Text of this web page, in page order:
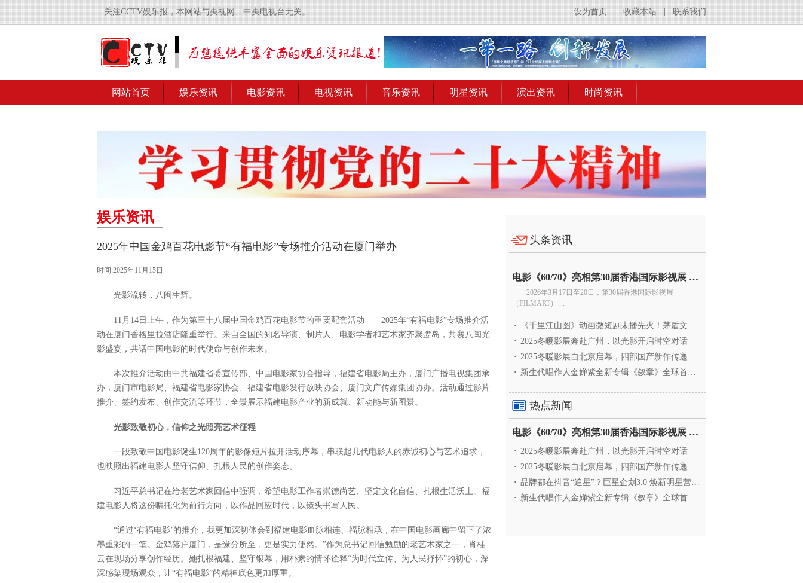
关注CCTV娱乐报，本网站与央视网、中央电视台无关。 联系我们
收藏本站
设为首页
网站首页 娱乐资讯 电影资讯 电视资讯 音乐资讯 明星资讯 演出资讯 时尚资讯
娱乐资讯
2025年中国金鸡百花电影节“有福电影”专场推介活动在厦门举办
时间:2025年11月15日
光影流转，八闽生辉。
11月14日上午，作为第三十八届中国金鸡百花电影节的重要配套活动——2025年“有福电影”专场推介活
动在厦门香格里拉酒店隆重举行。来自全国的知名导演、制片人、电影学者和艺术家齐聚鹭岛，共襄八闽光
影盛宴，共话中国电影的时代使命与创作未来。
本次推介活动由中共福建省委宣传部、中国电影家协会指导，福建省电影局主办，厦门广播电视集团承
办，厦门市电影局、福建省电影家协会、福建省电影发行放映协会、厦门文广传媒集团协办。活动通过影片
推介、签约发布、创作交流等环节，全景展示福建电影产业的新成就、新动能与新图景。
光影致敬初心，信仰之光照亮艺术征程
一段致敬中国电影诞生120周年的影像短片拉开活动序幕，串联起几代电影人的赤诚初心与艺术追求，
也映照出福建电影人坚守信仰、扎根人民的创作姿态。
习近平总书记在给老艺术家回信中强调，希望电影工作者崇德尚艺、坚定文化自信、扎根生活沃土。福
建电影人将这份嘱托化为前行方向，以作品回应时代，以镜头书写人民。
“通过‘有福电影’的推介，我更加深切体会到福建电影血脉相连、福脉相承，在中国电影画廊中留下了浓
墨重彩的一笔。金鸡落户厦门，是缘分所至，更是实力使然。”作为总书记回信勉励的老艺术家之一，肖桂
云在现场分享创作经历。她扎根福建、坚守银幕，用朴素的情怀诠释“为时代立传、为人民抒怀”的初心，深
深感染现场观众，让“有福电影”的精神底色更加厚重。
头条资讯
电影《60/70》亮相第30届香港国际影视展 冲刺戛纳备
2026年3月17日至20日，第30届香港国际影视展
（FILMART） ...
·
《千里江山图》动画微短剧未播先火！茅盾文学奖IP首
· 2025冬暖影展奔赴广州，以光影开启时空对话
· 2025冬暖影展自北京启幕，四部国产新作传递银幕温情
· 新生代唱作人金婵紫全新专辑《叙章》全球首发，颠覆
热点新闻
电影《60/70》亮相第30届香港国际影视展 冲刺戛纳备
· 2025冬暖影展奔赴广州，以光影开启时空对话
· 2025冬暖影展自北京启幕，四部国产新作传递银幕温情
· 品牌都在抖音“追星”？巨星企划3.0 焕新明星营销，让
· 新生代唱作人金婵紫全新专辑《叙章》全球首发，颠覆